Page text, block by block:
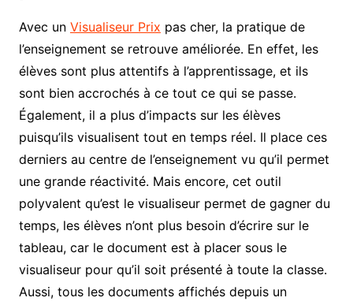
Avec un Visualiseur Prix pas cher, la pratique de
l’enseignement se retrouve améliorée. En effet, les
élèves sont plus attentifs à l’apprentissage, et ils
sont bien accrochés à ce tout ce qui se passe.
Également, il a plus d’impacts sur les élèves
puisqu’ils visualisent tout en temps réel. Il place ces
derniers au centre de l’enseignement vu qu’il permet
une grande réactivité. Mais encore, cet outil
polyvalent qu’est le visualiseur permet de gagner du
temps, les élèves n’ont plus besoin d’écrire sur le
tableau, car le document est à placer sous le
visualiseur pour qu’il soit présenté à toute la classe.
Aussi, tous les documents affichés depuis un